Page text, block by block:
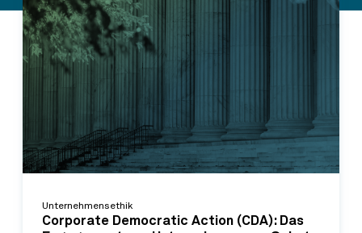
Unternehmensethik
Corporate Democratic Action (CDA): Das